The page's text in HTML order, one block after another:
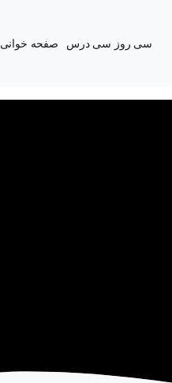
سی روز سی درس صفحه خوانی